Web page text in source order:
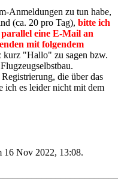
Anmeldungen zu tun habe,
(ca. 20 pro Tag), bitte ich
eine E-Mail an
mit folgendem
kurz "Hallo" zu sagen bzw.
die über das
ich es leider nicht mit dem
16 Nov 2022, 13:08.